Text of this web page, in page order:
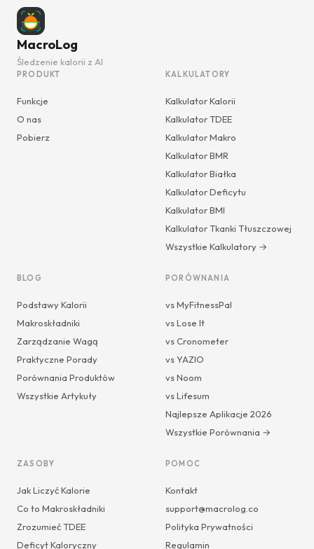
MacroLog
Śledzenie kalorii z AI
PRODUKT
Funkcje
O nas
Pobierz
KALKULATORY
Kalkulator Kalorii
Kalkulator TDEE
Kalkulator Makro
Kalkulator BMR
Kalkulator Białka
Kalkulator Deficytu
Kalkulator BMI
Kalkulator Tkanki Tłuszczowej
Wszystkie Kalkulatory →
BLOG
Podstawy Kalorii
Makroskładniki
Zarządzanie Wagą
Praktyczne Porady
Porównania Produktów
Wszystkie Artykuły
PORÓWNANIA
vs MyFitnessPal
vs Lose It
vs Cronometer
vs YAZIO
vs Noom
vs Lifesum
Najlepsze Aplikacje 2026
Wszystkie Porównania →
ZASOBY
Jak Liczyć Kalorie
Co to Makroskładniki
Zrozumieć TDEE
Deficyt Kaloryczny
POMOC
Kontakt
support@macrolog.co
Polityka Prywatności
Regulamin